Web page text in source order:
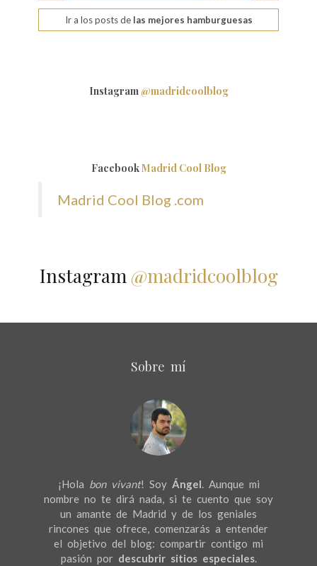
Ir a los posts delas mejores hamburguesas
Instagram @madridcoolblog
FacebookMadrid Cool Blog
Madrid Cool Blog .com
Instagram @madridcoolblog
Sobre mí
¡Hola bon vivant! Soy Ángel. Aunque mi
nombre no te dirá nada, si te cuento que soy
un amante de Madrid y de los geniales
rincones que ofrece, comenzarás a entender
el objetivo del blog: compartir contigo mi
pasión por descubrir sitios especiales.